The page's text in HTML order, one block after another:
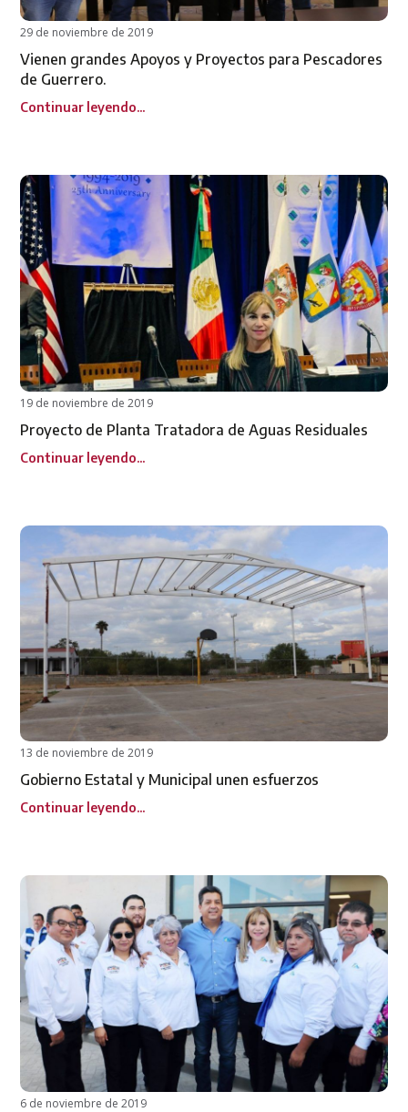
29 de noviembre de 2019
Vienen grandes Apoyos y Proyectos para Pescadores
de Guerrero.
Continuar leyendo...
19 de noviembre de 2019
Proyecto de Planta Tratadora de Aguas Residuales
Continuar leyendo...
13 de noviembre de 2019
Gobierno Estatal y Municipal unen esfuerzos
Continuar leyendo...
6 de noviembre de 2019